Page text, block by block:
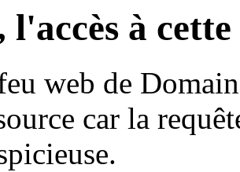
l'accès à
web de
car la